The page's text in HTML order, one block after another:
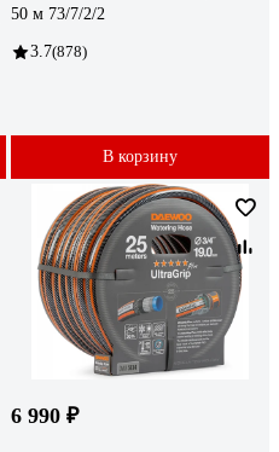
50 м 73/7/2/2
3.7(878)
В корзину
6 990 ₽